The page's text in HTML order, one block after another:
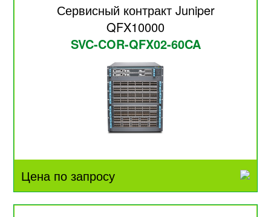
Сервисный контракт Juniper
QFX10000
SVC-COR-QFX02-60CA
Цена по запросу